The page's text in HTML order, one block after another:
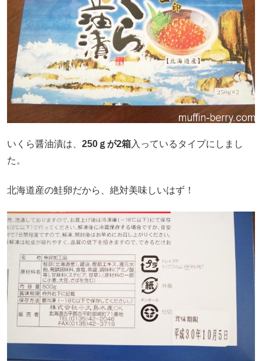
いくら醤油漬は、 250ｇが2箱入っているタイプにしまし
た。
北海道産の鮭卵だから、絶対美味しいはず！